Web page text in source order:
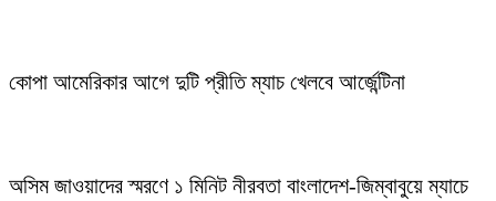
কোপা আমেরিকার আগে দুটি প্রীতি ম্যাচ খেলবে আর্জেন্টিনা
অসিম জাওয়াদের স্মরণে ১ মিনিট নীরবতা বাংলাদেশ-জিম্বাবুয়ে ম্যাচে